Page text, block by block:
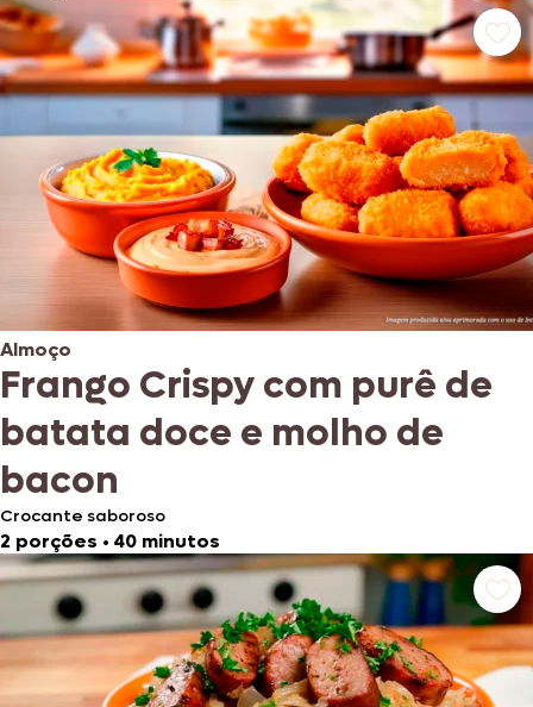
Almoço
Frango Crispy com purê de
batata doce e molho de
bacon
Crocante saboroso
2 porções • 40 minutos